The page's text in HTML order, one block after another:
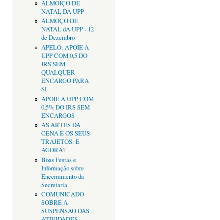
ALMOIÇO DE
NATAL DA UPP
ALMOÇO DE
NATAL dA UPP - 12
de Dezembro
APELO: APOIE A
UPP COM 0,5 DO
IRS SEM
QUALQUER
ENCARGO PARA
SI
APOIE A UPP COM
0,5% DO IRS SEM
ENCARGOS
AS ARTES DA
CENA E OS SEUS
TRAJETOS: E
AGORA?
Boas Festas e
Informação sobre
Encerramento da
Secretaria
COMUNICADO
SOBRE A
SUSPENSÃO DAS